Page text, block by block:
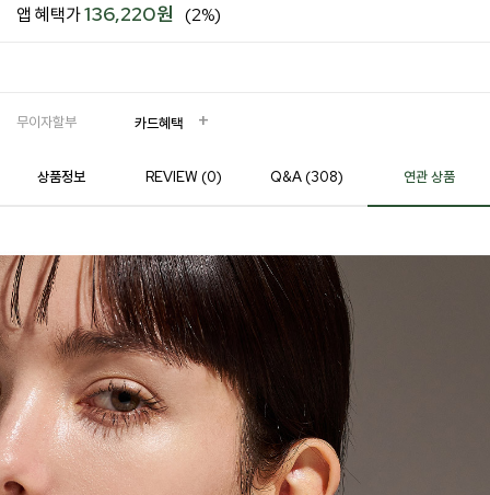
앱 혜택가136,220원 (2%)
무이자할부 카드혜택
상품정보 REVIEW (0) Q&A (308) 연관 상품